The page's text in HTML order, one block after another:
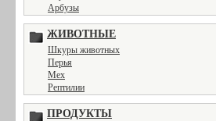
Арбузы
ЖИВОТНЫЕ
Шкуры животных
Перья
Мех
Рептилии
ПРОДУКТЫ